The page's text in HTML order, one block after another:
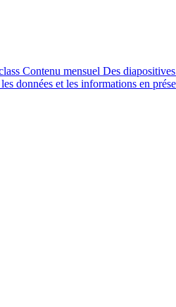
Contenu mensuel Des
données et les informations en